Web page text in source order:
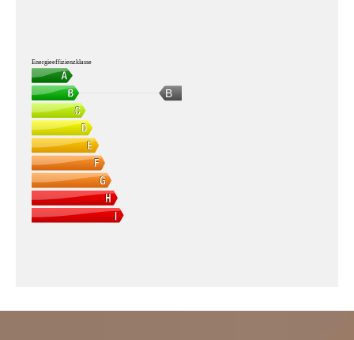
B
Energieeffizienzklasse